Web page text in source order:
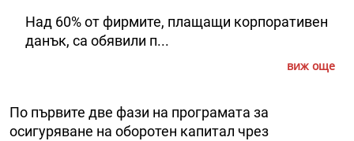
Над 60% от фирмите, плащащи корпоративен
данък, са обявили п...
виж още
По първите две фази на програмата за
осигуряване на оборотен капитал чрез